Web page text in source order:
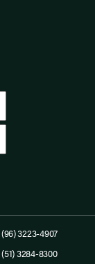
(96) 3223-4907
(51) 3284-8300